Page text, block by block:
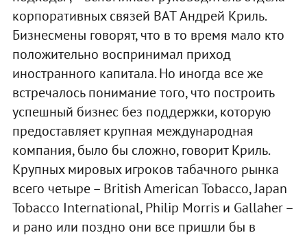
корпоративных связей BAT Андрей Криль.
Бизнесмены говорят, что в то время мало кто
положительно воспринимал приход
иностранного капитала. Но иногда все же
встречалось понимание того, что построить
успешный бизнес без поддержки, которую
предоставляет крупная международная
компания, было бы сложно, говорит Криль.
Крупных мировых игроков табачного рынка
всего четыре – British American Tobacco, Japan
Tobacco International, Philip Morris и Gallaher –
и рано или поздно они все пришли бы в